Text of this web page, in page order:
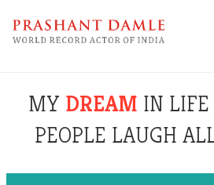
MY DREAM IN
PEOPLE LAUGH